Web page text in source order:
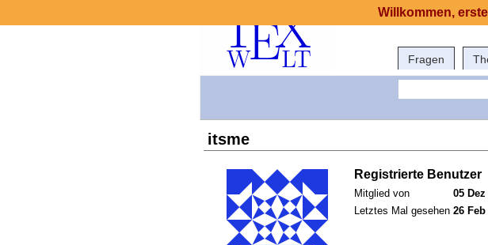
Fragen
itsme
Registrierte Benutzer
Mitglied von
05
Letztes Mal gesehen 26 Feb
Willkommen,